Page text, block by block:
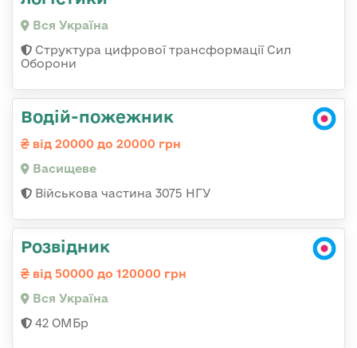
Вся Україна
Структура цифрової трансформації Сил
Оборони
Водій-пожежник
від 20000 до 20000 грн
Васищеве
Військова частина 3075 НГУ
Розвідник
від 50000 до 120000 грн
Вся Україна
42 ОМБр